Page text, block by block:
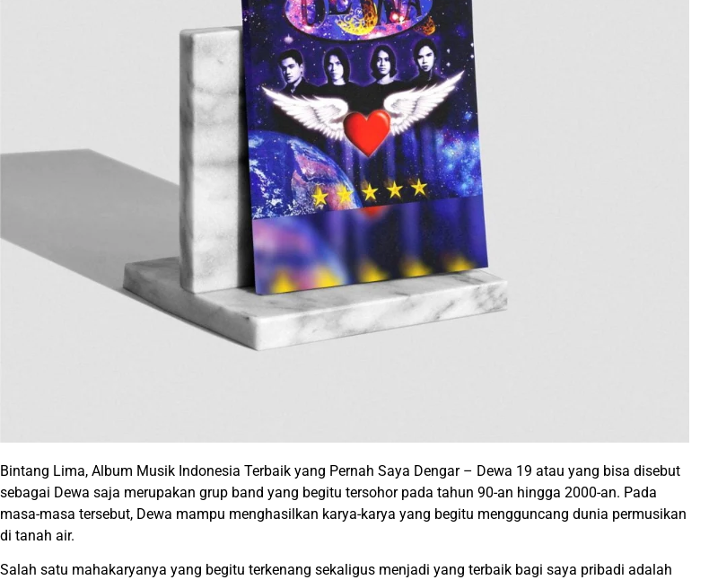
Bintang Lima, Album Musik Indonesia Terbaik yang Pernah Saya Dengar – Dewa 19 atau yang bisa disebut
sebagai Dewa saja merupakan grup band yang begitu tersohor pada tahun 90-an hingga 2000-an. Pada
masa-masa tersebut, Dewa mampu menghasilkan karya-karya yang begitu mengguncang dunia permusikan
di tanah air.
Salah satu mahakaryanya yang begitu terkenang sekaligus menjadi yang terbaik bagi saya pribadi adalah